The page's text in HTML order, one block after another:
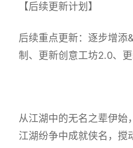
【后续更新计划】
后续重点更新：逐步增添
制、更新创意工坊2.0、
从江湖中的无名之辈伊始
江湖纷争中成就侠名，搅